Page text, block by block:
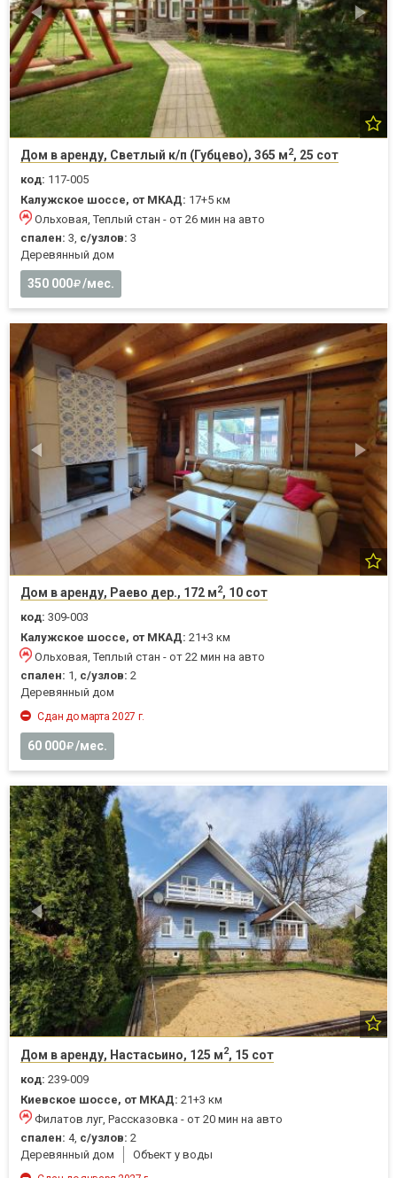
Дом в аренду, Светлый к/п (Губцево), 365 м2, 25 сот
код: 117-005
Калужское шоссе, от МКАД: 17+5 км
Ольховая, Теплый стан - от 26 мин на авто
спален: 3, с/узлов: 3
Деревянный дом
350 000 /мес.
Дом в аренду, Раево дер., 172 м2, 10 сот
код: 309-003
Калужское шоссе, от МКАД: 21+3 км
Ольховая, Теплый стан - от 22 мин на авто
спален: 1, с/узлов: 2
Деревянный дом
Сдан до марта 2027 г.
60 000 /мес.
Дом в аренду, Настасьино, 125 м2, 15 сот
код: 239-009
Киевское шоссе, от МКАД: 21+3 км
Филатов луг, Рассказовка - от 20 мин на авто
спален: 4, с/узлов: 2
Деревянный дом
Объект у воды